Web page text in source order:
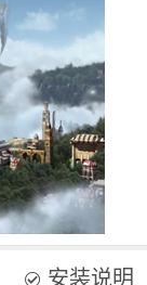
安装说明